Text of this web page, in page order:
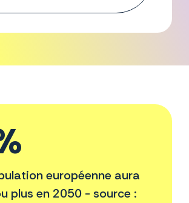
européenne aura
plus en 2050 - source :